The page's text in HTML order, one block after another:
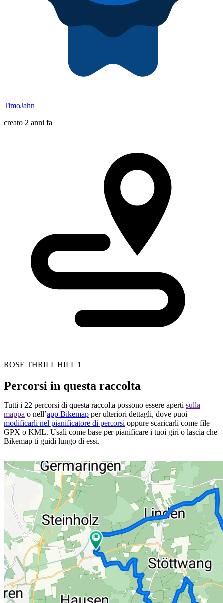
TimoJahn
creato 2 anni fa
ROSE THRILL HILL 1
Percorsi in questa raccolta
Tutti i 22 percorsi di questa raccolta possono essere aperti sulla
mappa o nell’app Bikemap per ulteriori dettagli, dove puoi
modificarli nel pianificatore di percorsi oppure scaricarli come file
GPX o KML. Usali come base per pianificare i tuoi giri o lascia che
Bikemap ti guidi lungo di essi.